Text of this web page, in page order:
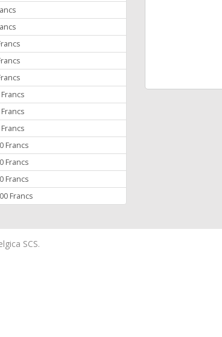
Francs
Francs
Francs
Francs
Francs
SCS.